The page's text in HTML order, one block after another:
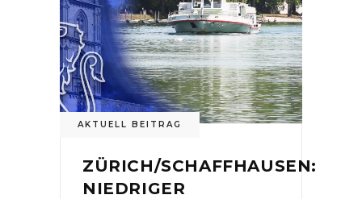
AKTUELL BEITRAG
ZÜRICH/SCHAFFHAUSEN:
NIEDRIGER